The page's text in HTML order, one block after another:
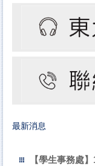
最新消息
【學生事務處